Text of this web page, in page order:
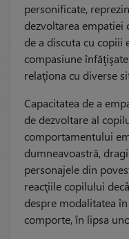
personificate,
dezvoltarea empatiei
de a discuta cu copiii
compasiune
relaţiona cu diverse
Capacitatea de a
de dezvoltare al
comportamentului
dumneavoastră,
personajele din
reacţiile copilului
despre modalitatea
comporte, în lipsa